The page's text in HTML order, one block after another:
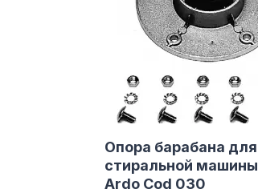
Опора барабана для
стиральной машины
Ardo Cod 030